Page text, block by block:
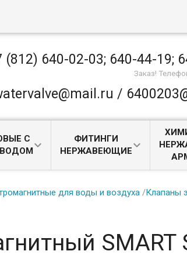
(812) 640-02-03; 640-44-19;
Заказ!
/
С
ФИТИНГИ
НЕРЖАВЕЮЩИЕ
для воды и воздуха /Клапаны
SMART